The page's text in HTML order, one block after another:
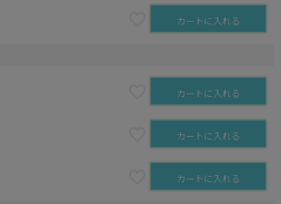
カートに入れる
カートに入れる
カートに入れる
カートに入れる